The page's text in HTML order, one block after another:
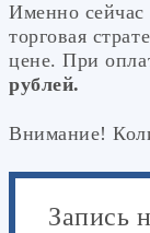
Именно сейчас
торговая
цене. При
рублей.
Внимание!
Запись